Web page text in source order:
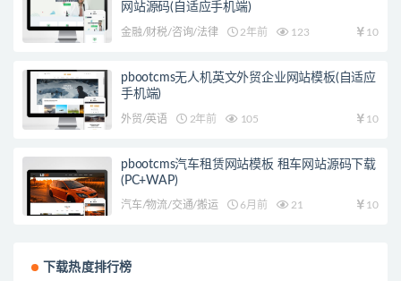
网站源码(自适应手机端)
金融/财税/咨询/法律 2年前 123 10
pbootcms无人机英文外贸企业网站模板(自适应
手机端)
外贸/英语 2年前 105 10
pbootcms汽车租赁网站模板 租车网站源码下载
(PC+WAP)
汽车/物流/交通/搬运 6月前 21 10
下载热度排行榜